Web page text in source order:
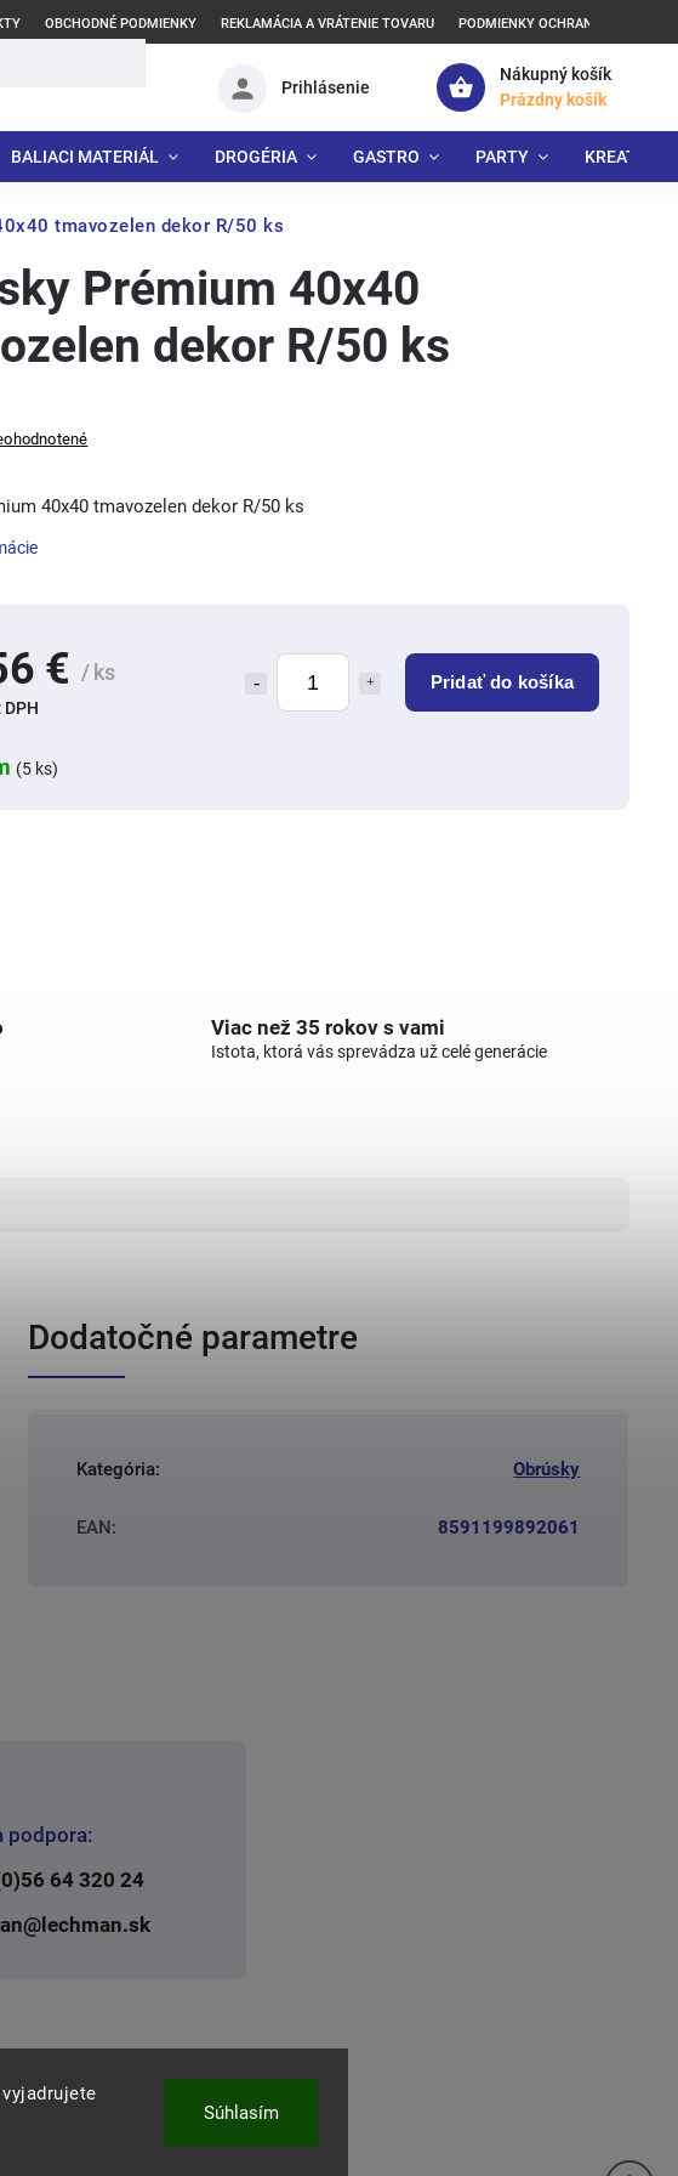
Súhlasím
OBCHODNÉ PODMIENKY REKLAMÁCIA A VRÁTENIE TOVARU PODMIENKY OCHRANY
Nákupný košík
Prázdny košík
Prihlásenie
BALIACI MATERIÁL DROGÉRIA GASTRO PARTY
tmavozelen dekor R/50 ks
€ / ks Pridať do košíka
(5 ks)
Prémium 40x40
dekor R/50 ks
40x40 tmavozelen dekor R/50 ks
Viac než 35 rokov s vami
Istota, ktorá vás sprevádza už celé generácie
Dodatočné parametre
Kategória: Obrúsky
EAN: 8591199892061
podpora:
64 320 24